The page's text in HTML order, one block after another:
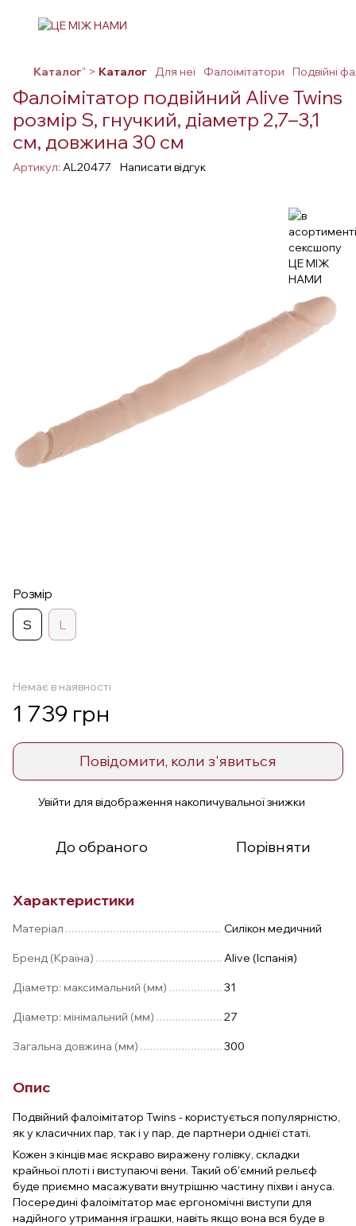
Каталог" > Каталог Для неї Фалоімітатори Подвійні
Фалоімітатор подвійний Alive Twins
розмір S, гнучкий, діаметр 2,7–3,1
см, довжина 30 см
Артикул: AL20477 Написати відгук
Розмір
S L
Немає в наявності
1 739 грн
Повідомити, коли з'явиться
Увійти для відображення накопичувальної знижки
До обраного Порівняти
Характеристики
Матеріал Силікон медичний
Бренд (Країна) Alive (Іспанія)
Діаметр: максимальний (мм) 31
Діаметр: мінімальний (мм) 27
Загальна довжина (мм) 300
Опис
Подвійний фалоімітатор Twins - користується популярністю,
як у класичних пар, так і у пар, де партнери однієї статі.
Кожен з кінців має яскраво виражену голівку, складки
крайньої плоті і виступаючі вени. Такий об'ємний рельєф
буде приємно масажувати внутрішню частину піхви і ануса.
Посередині фалоімітатор має ергономічні виступи для
надійного утримання іграшки, навіть якщо вона вся буде в